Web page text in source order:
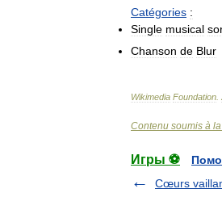
Catégories :
Single musical
Chanson de Blur
Wikimedia Foundation
Contenu soumis à
Игры ⚽
Cœurs